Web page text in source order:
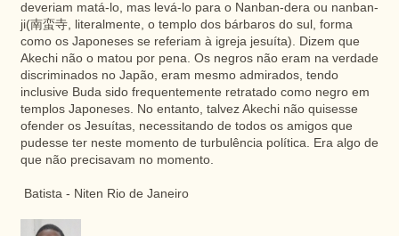
deveriam matá-lo, mas levá-lo para o Nanban-dera ou nanban-
ji(南蛮寺, literalmente, o templo dos bárbaros do sul, forma
como os Japoneses se referiam à igreja jesuíta). Dizem que
Akechi não o matou por pena. Os negros não eram na verdade
discriminados no Japão, eram mesmo admirados, tendo
inclusive Buda sido frequentemente retratado como negro em
templos Japoneses. No entanto, talvez Akechi não quisesse
ofender os Jesuítas, necessitando de todos os amigos que
pudesse ter neste momento de turbulência política. Era algo de
que não precisavam no momento.
Batista - Niten Rio de Janeiro